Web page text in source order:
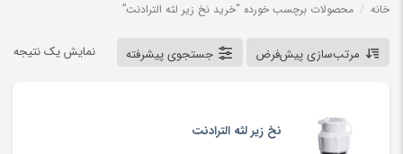
خانه / محصولات برچسب خورده “خرید نخ زیر لثه الترادنت”
نمایش یک نتیجه مرتب‌سازی پیش‌فرض جستجوی پیشرفته
نخ زیر لثه الترادنت